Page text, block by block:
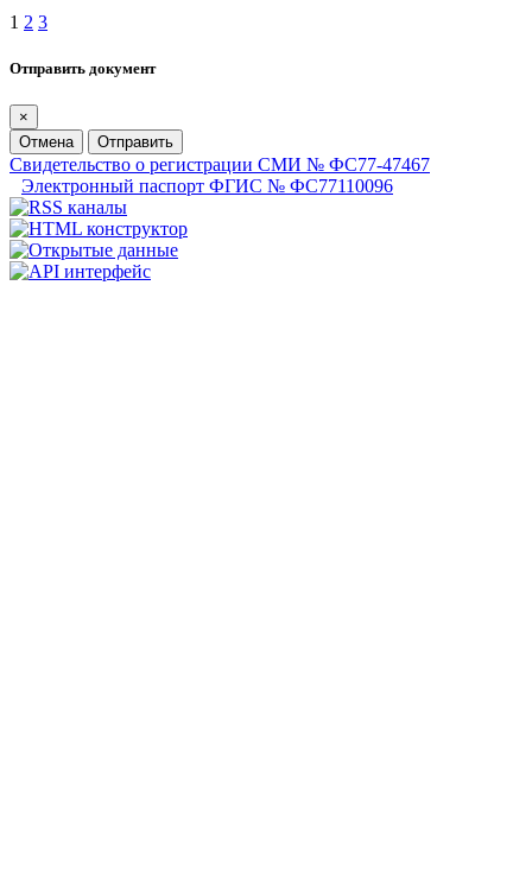
1 2 3
Отправить документ
×
Отмена
Отправить
Свидетельство о регистрации СМИ № ФС77-47467
Электронный паспорт ФГИС № ФС77110096